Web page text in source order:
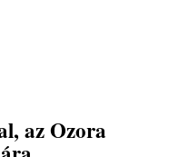
az Ozora